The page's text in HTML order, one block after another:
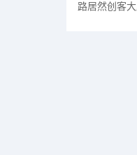
路居然创客